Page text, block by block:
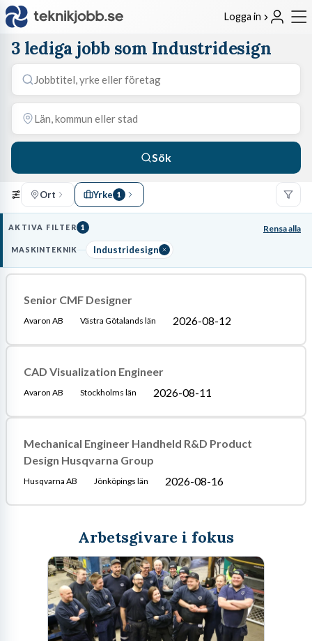
Logga in
3 lediga jobb som Industridesign
Sök
Ort Yrke 1
AKTIVA FILTER 1 Rensa alla
MASKINTEKNIK Industridesign
Senior CMF Designer
Avaron AB Västra Götalands län 2026-08-12
CAD Visualization Engineer
Avaron AB Stockholms län 2026-08-11
Mechanical Engineer Handheld R&D Product
Design Husqvarna Group
Husqvarna AB Jönköpings län 2026-08-16
Arbetsgivare i fokus